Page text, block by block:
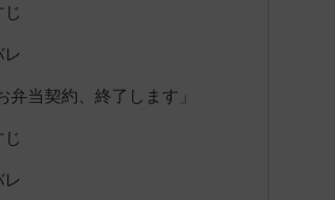
じ
レ
弁当契約、終了します」
じ
レ